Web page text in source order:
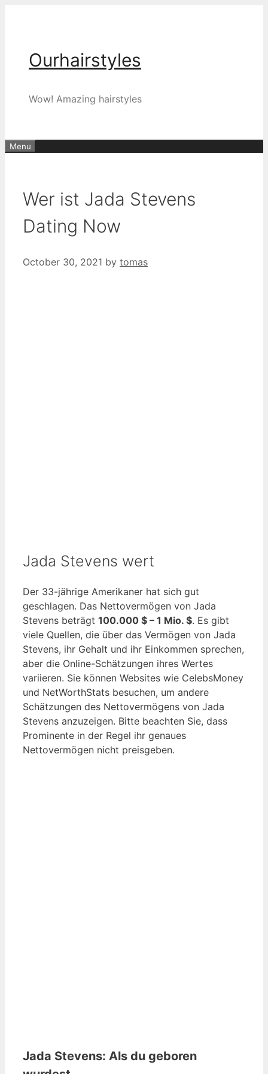
Ourhairstyles
Wow! Amazing hairstyles
Menu
Wer ist Jada Stevens
Dating Now
October 30, 2021 by tomas
Jada Stevens wert
Der 33-jährige Amerikaner hat sich gut
geschlagen. Das Nettovermögen von Jada
Stevens beträgt 100.000 $ – 1 Mio. $. Es gibt
viele Quellen, die über das Vermögen von Jada
Stevens, ihr Gehalt und ihr Einkommen sprechen,
aber die Online-Schätzungen ihres Wertes
variieren. Sie können Websites wie CelebsMoney
und NetWorthStats besuchen, um andere
Schätzungen des Nettovermögens von Jada
Stevens anzuzeigen. Bitte beachten Sie, dass
Prominente in der Regel ihr genaues
Nettovermögen nicht preisgeben.
Jada Stevens: Als du geboren